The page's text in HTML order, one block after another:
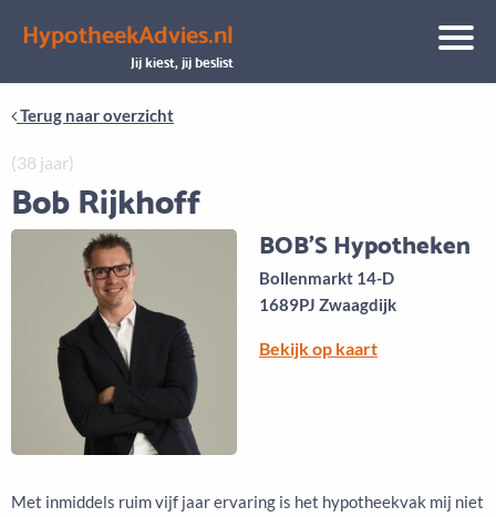
HypotheekAdvies.nl
Jij kiest, jij beslist
AanbodKeuze uit vele onafhankelijke adviseurs
Terug naar overzicht
(38 jaar)
Bob Rijkhoff
BOB'S Hypotheken
Bollenmarkt 14-D
1689PJ Zwaagdijk
Bekijk op kaart
Met inmiddels ruim vijf jaar ervaring is het hypotheekvak mij niet